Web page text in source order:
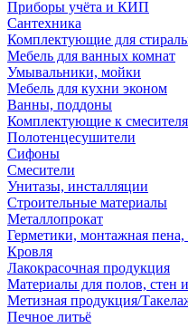
Приборы учёта и КИП
Сантехника
Комплектующие для
Мебель для ванных комнат
Умывальники, мойки
Мебель для кухни эконом
Ванны, поддоны
Комплектующие к
Полотенцесушители
Сифоны
Смесители
Унитазы, инсталляции
Строительные материалы
Металлопрокат
Герметики, монтажная
Кровля
Лакокрасочная продукция
Материалы для полов, стен
Метизная продукция/
Печное литьё